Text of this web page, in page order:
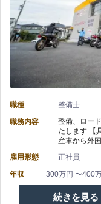
ス
ル
ッ
プ
休
修
で
一
歩
ず
成
長
式
社
ッ
ド
バ
職種
整備士
職務内容
整備、ロー
たします 【
産車から外
雇用形態
正社員
年収
300万円 〜400
【袖
続きを見る